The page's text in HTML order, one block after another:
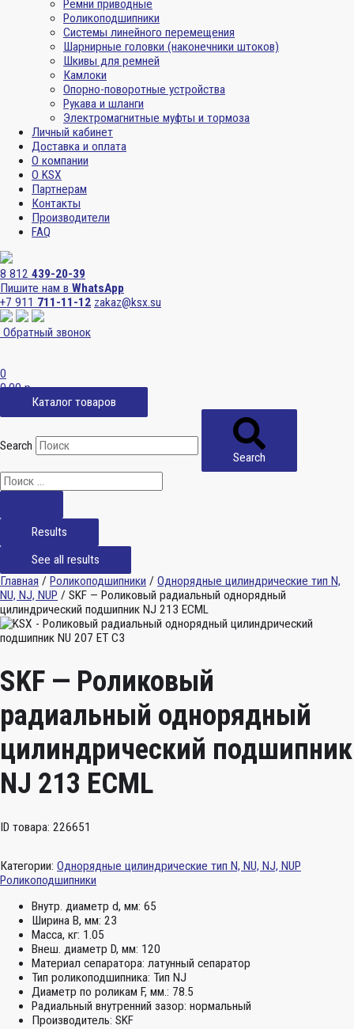
Ремни приводные
Роликоподшипники
Системы линейного перемещения
Шарнирные головки (наконечники штоков)
Шкивы для ремней
Камлоки
Опорно-поворотные устройства
Рукава и шланги
Электромагнитные муфты и тормоза
Личный кабинет
Доставка и оплата
О компании
О KSX
Партнерам
Контакты
Производители
FAQ
8 812 439-20-39
Пишите нам в WhatsApp
+7 911 711-11-12 zakaz@ksx.su
Обратный звонок
0
0,00р.
Каталог товаров
Search
Search
Results
See all results
Главная / Роликоподшипники / Однорядные цилиндрические тип N,
NU, NJ, NUP / SKF — Роликовый радиальный однорядный
цилиндрический подшипник NJ 213 ECML
SKF — Роликовый
радиальный однорядный
цилиндрический подшипник
NJ 213 ECML
ID товара: 226651
Категории: Однорядные цилиндрические тип N, NU, NJ, NUP
Роликоподшипники
Внутр. диаметр d, мм: 65
Ширина B, мм: 23
Масса, кг: 1.05
Внеш. диаметр D, мм: 120
Материал сепаратора: латунный сепаратор
Тип роликоподшипника: Тип NJ
Диаметр по роликам F, мм.: 78.5
Радиальный внутренний зазор: нормальный
Производитель: SKF